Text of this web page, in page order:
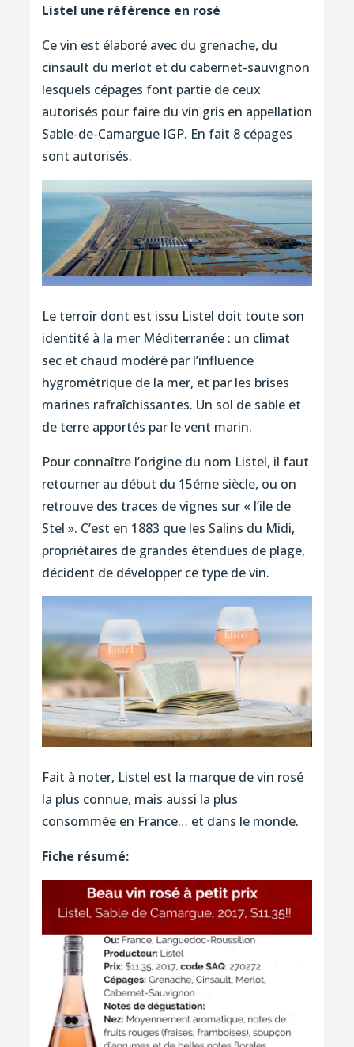
Listel une référence en rosé
Ce vin est élaboré avec du grenache, du
cinsault du merlot et du cabernet-sauvignon
lesquels cépages font partie de ceux
autorisés pour faire du vin gris en appellation
Sable-de-Camargue IGP. En fait 8 cépages
sont autorisés.
Le terroir dont est issu Listel doit toute son
identité à la mer Méditerranée : un climat
sec et chaud modéré par l’influence
hygrométrique de la mer, et par les brises
marines rafraîchissantes. Un sol de sable et
de terre apportés par le vent marin.
Pour connaître l’origine du nom Listel, il faut
retourner au début du 15éme siècle, ou on
retrouve des traces de vignes sur « l’ile de
Stel ». C’est en 1883 que les Salins du Midi,
propriétaires de grandes étendues de plage,
décident de développer ce type de vin.
Fait à noter, Listel est la marque de vin rosé
la plus connue, mais aussi la plus
consommée en France… et dans le monde.
Fiche résumé: